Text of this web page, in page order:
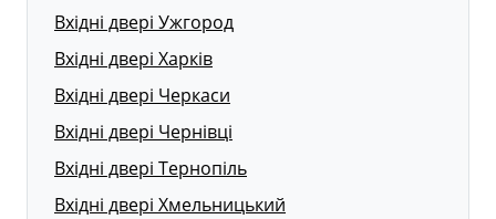
Вхідні двері Ужгород
Вхідні двері Харків
Вхідні двері Черкаси
Вхідні двері Чернівці
Вхідні двері Тернопіль
Вхідні двері Хмельницький